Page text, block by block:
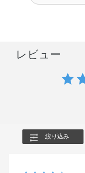
レビュー
絞り込み